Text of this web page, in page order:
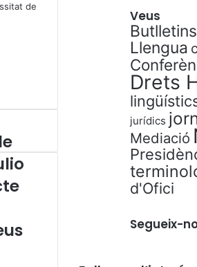
de
Veus
Llengua
Drets
jurídics
Mediació
d'Ofici
Segueix-